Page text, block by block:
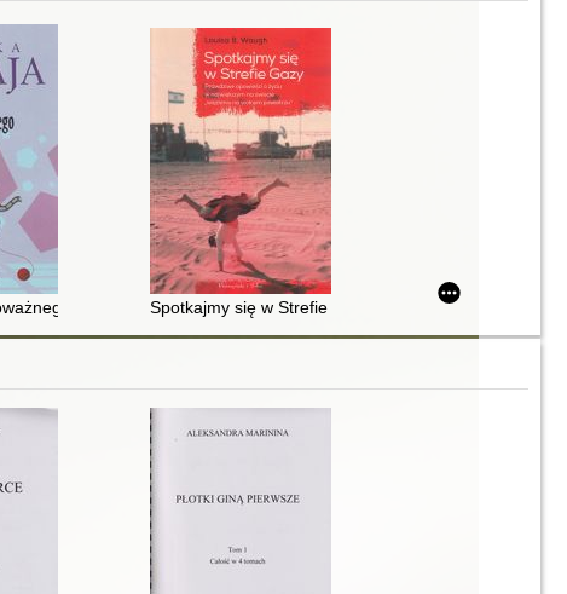
Spotkajmy się w Strefie Gazy : prawdziwe opowieści